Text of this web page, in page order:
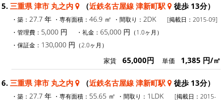
5. 三重県 津市 丸之内 （近鉄名古屋線 津新町駅 徒歩 13分）
・築： 27.7 年 ・専有面積： 46.9 ㎡ ・間取り： 2DK
[掲載日：2015-09]
・管理費： 5,000 円 ・礼金： 65,000 円 （1.0ヶ月）
・保証金： 130,000 円 （2.0ヶ月）
家賃 65,000円 単価 1,385 円/㎡
6. 三重県 津市 丸之内 （近鉄名古屋線 津新町駅 徒歩 13分）
・築： 27.7 年 ・専有面積： 55.65 ㎡ ・間取り： 1LDK
[掲載日：2015-